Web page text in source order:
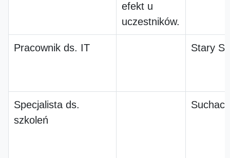
efekt u
uczestników.
Pracownik ds. IT Stary
Specjalista ds.
szkoleń
Suchacz